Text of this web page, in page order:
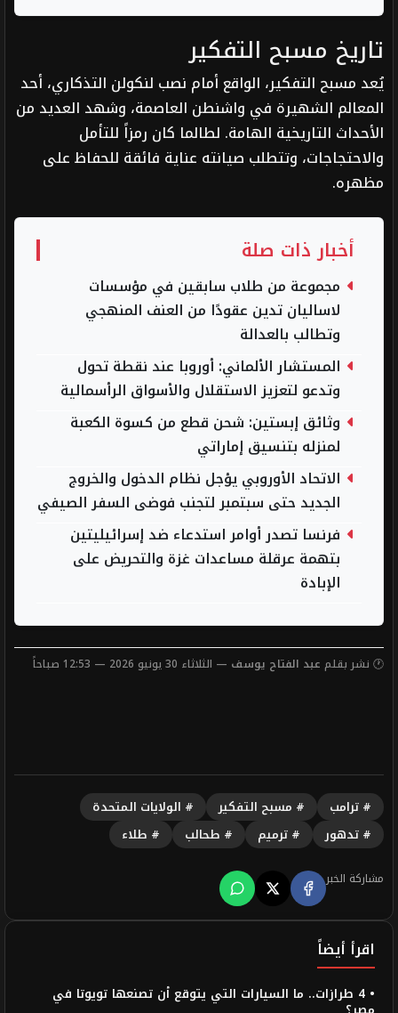
تاريخ مسبح التفكير
يُعد مسبح التفكير، الواقع أمام نصب لنكولن التذكاري، أحد
المعالم الشهيرة في واشنطن العاصمة، وشهد العديد من
الأحداث التاريخية الهامة. لطالما كان رمزاً للتأمل
والاحتجاجات، وتتطلب صيانته عناية فائقة للحفاظ على
مظهره.
أخبار ذات صلة
مجموعة من طلاب سابقين في مؤسسات
لاساليان تدين عقودًا من العنف المنهجي
وتطالب بالعدالة
المستشار الألماني: أوروبا عند نقطة تحول
وتدعو لتعزيز الاستقلال والأسواق الرأسمالية
وثائق إبستين: شحن قطع من كسوة الكعبة
لمنزله بتنسيق إماراتي
الاتحاد الأوروبي يؤجل نظام الدخول والخروج
الجديد حتى سبتمبر لتجنب فوضى السفر الصيفي
فرنسا تصدر أوامر استدعاء ضد إسرائيليتين
بتهمة عرقلة مساعدات غزة والتحريض على
الإبادة
🕐 نشر بقلم عبد الفتاح يوسف — الثلاثاء 30 يونيو 2026 — 12:53 صباحاً
# ترامب # مسبح التفكير
# الولايات المتحدة
# تدهور
# ترميم # طحالب # طلاء
مشاركة الخبر
اقرأ أيضاً
• 4 طرازات.. ما السيارات التي يتوقع أن تصنعها تويوتا في